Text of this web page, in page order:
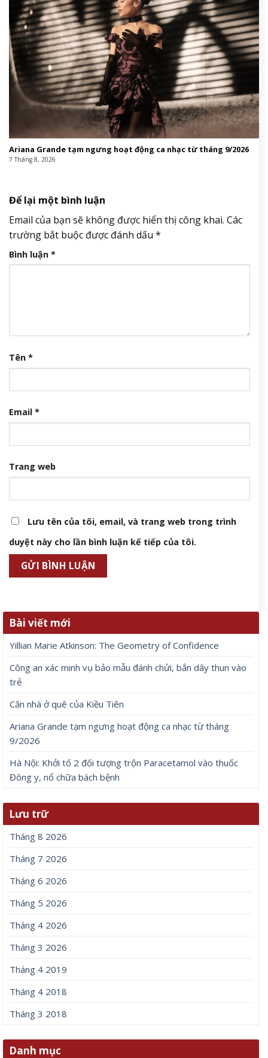
Ariana Grande tạm ngưng hoạt động ca nhạc từ tháng 9/2026
7 Tháng 8, 2026
Để lại một bình luận
Email của bạn sẽ không được hiển thị công khai. Các
trường bắt buộc được đánh dấu *
Bình luận *
Tên *
Email *
Trang web
Lưu tên của tôi, email, và trang web trong trình
duyệt này cho lần bình luận kế tiếp của tôi.
Bài viết mới
Yillian Marie Atkinson: The Geometry of Confidence
Công an xác minh vụ bảo mẫu đánh chửi, bắn dây thun vào
trẻ
Căn nhà ở quê của Kiều Tiên
Ariana Grande tạm ngưng hoạt động ca nhạc từ tháng
9/2026
Hà Nội: Khởi tố 2 đối tượng trộn Paracetamol vào thuốc
Đông y, nổ chữa bách bệnh
Lưu trữ
Tháng 8 2026
Tháng 7 2026
Tháng 6 2026
Tháng 5 2026
Tháng 4 2026
Tháng 3 2026
Tháng 4 2019
Tháng 4 2018
Tháng 3 2018
Danh mục